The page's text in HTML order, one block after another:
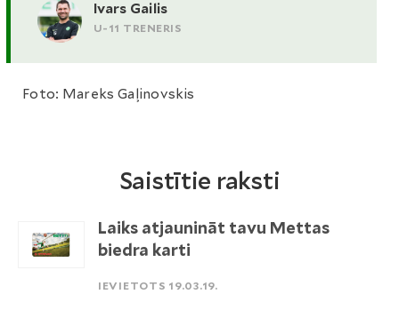
Ivars Gailis
U-11 TRENERIS
Foto: Mareks Gaļinovskis
Saistītie raksti
Laiks atjaunināt tavu Mettas
biedra karti
IEVIETOTS 19.03.19.